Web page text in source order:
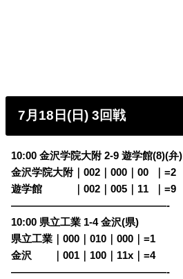
7月18日(日) 3回戦
10:00 金沢学院大附 2-9 遊学館(8)(弁)
金沢学院大附｜002｜000｜00
｜=2
遊学館
｜002｜005｜11
｜=9
———————————————-
10:00 県立工業 1-4 金沢(県)
県立工業｜000｜010｜000｜=1
金沢
｜001｜100｜11x｜=4
———————————————-